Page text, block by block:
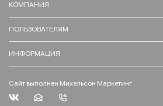
КОМПАНИЯ
ПОЛЬЗОВАТЕЛЯМ
ИНФОРМАЦИЯ
Сайт выполнен Михельсон Маркетинг